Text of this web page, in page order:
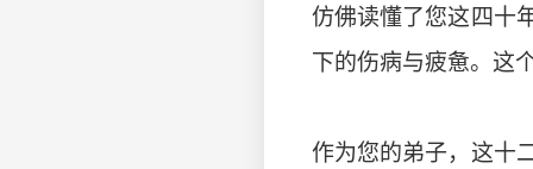
仿佛读懂了您这四十
下的伤病与疲惫。这
作为您的弟子，这十